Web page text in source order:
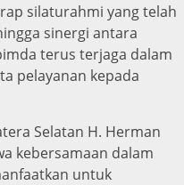
silaturahmi yang telah
sinergi antara
terus terjaga dalam
pelayanan kepada
Selatan H. Herman
kebersamaan dalam
untuk